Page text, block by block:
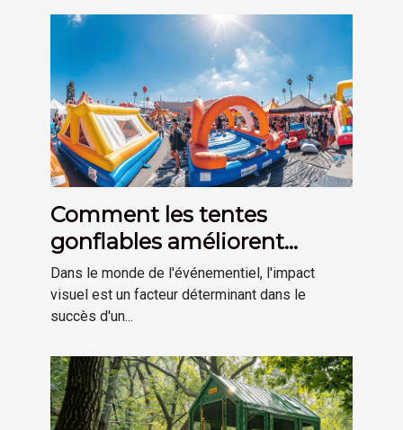
Comment les tentes
gonflables améliorent
l'impact visuel des
événements
Dans le monde de l'événementiel, l'impact
visuel est un facteur déterminant dans le
succès d'un...